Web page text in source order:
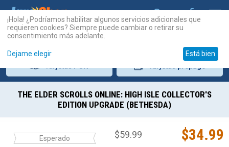
THE ELDER SCROLLS ONLINE: HIGH ISLE COLLECTOR'S
EDITION UPGRADE (BETHESDA)
Esperado $34.99
$59.99
¡Hola! ¿Podríamos habilitar algunos servicios adicionales que
requieren cookies? Siempre puede cambiar o retirar su
consentimiento más adelante.
Dejame elegir Está bien